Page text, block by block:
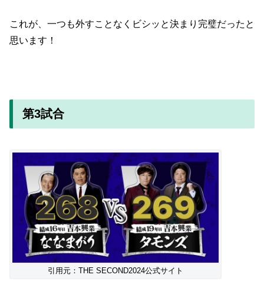
これが、一つも外すことなくビシッと決まり完璧だったと
思います！
第3試合
引用元：THE SECOND2024公式サイト